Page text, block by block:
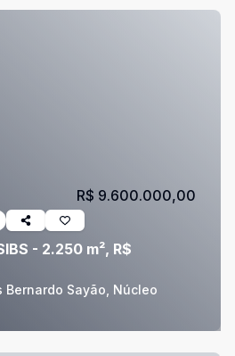
- 2.250 m², R$
Bernardo Sayão, Núcleo
R$ 9.600.000,00